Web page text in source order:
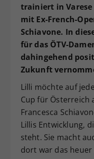
trainiert in
mit Ex-French-
Schiavone. In
für das ÖTV-
dahingehend
Zukunft
Lilli möchte auf
Cup für Österreich
Francesca
Lillis Entwicklung,
steht. Sie macht
dort war das